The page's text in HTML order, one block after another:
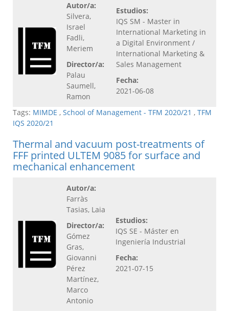
Autor/a:
Silvera,
Israel
Fadli,
Meriem
Director/a:
Palau
Saumell,
Ramon
Estudios:
IQS SM - Master in
International Marketing in
a Digital Environment /
International Marketing &
Sales Management
Fecha:
2021-06-08
Tags: MIMDE , School of Management - TFM 2020/21 , TFM
IQS 2020/21
Thermal and vacuum post-treatments of
FFF printed ULTEM 9085 for surface and
mechanical enhancement
Autor/a:
Farràs
Tasias, Laia
Director/a:
Gómez
Gras,
Giovanni
Pérez
Martínez,
Marco
Antonio
Estudios:
IQS SE - Máster en
Ingeniería Industrial
Fecha:
2021-07-15